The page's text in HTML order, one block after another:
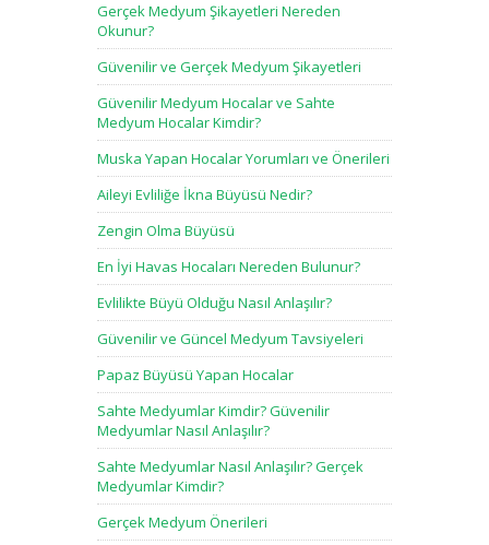
Gerçek Medyum Şikayetleri Nereden
Okunur?
Güvenilir ve Gerçek Medyum Şikayetleri
Güvenilir Medyum Hocalar ve Sahte
Medyum Hocalar Kimdir?
Muska Yapan Hocalar Yorumları ve Önerileri
Aileyi Evliliğe İkna Büyüsü Nedir?
Zengin Olma Büyüsü
En İyi Havas Hocaları Nereden Bulunur?
Evlilikte Büyü Olduğu Nasıl Anlaşılır?
Güvenilir ve Güncel Medyum Tavsiyeleri
Papaz Büyüsü Yapan Hocalar
Sahte Medyumlar Kimdir? Güvenilir
Medyumlar Nasıl Anlaşılır?
Sahte Medyumlar Nasıl Anlaşılır? Gerçek
Medyumlar Kimdir?
Gerçek Medyum Önerileri